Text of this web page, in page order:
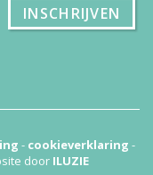
- cookieverklaring -
door ILUZIE